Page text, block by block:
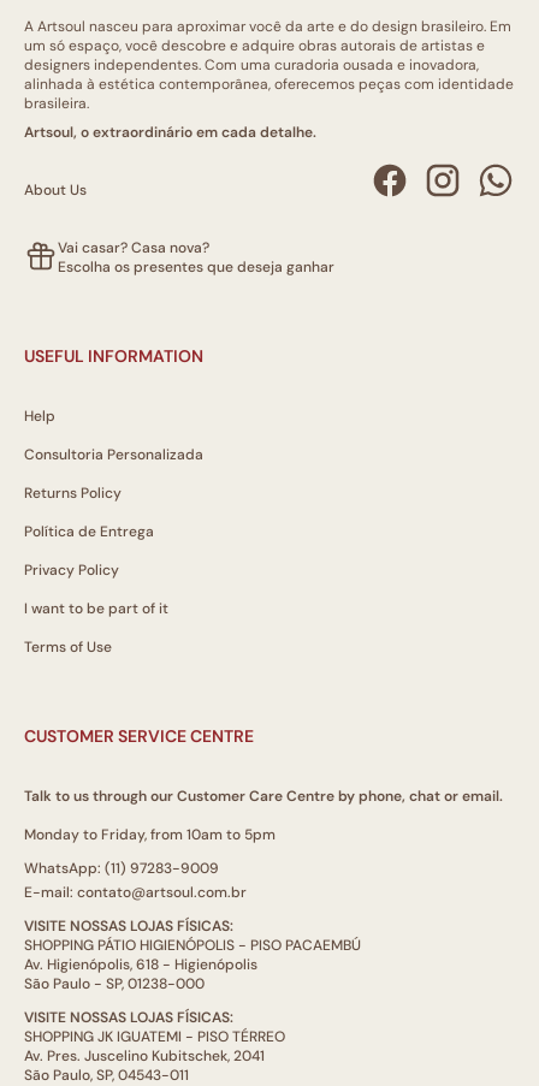
A Artsoul nasceu para aproximar você da arte e do design brasileiro. Em
um só espaço, você descobre e adquire obras autorais de artistas e
designers independentes. Com uma curadoria ousada e inovadora,
alinhada à estética contemporânea, oferecemos peças com identidade
brasileira.
Artsoul, o extraordinário em cada detalhe.
About Us
Vai casar? Casa nova?
Escolha os presentes que deseja ganhar
USEFUL INFORMATION
Help
Consultoria Personalizada
Returns Policy
Política de Entrega
Privacy Policy
I want to be part of it
Terms of Use
CUSTOMER SERVICE CENTRE
Talk to us through our Customer Care Centre by phone, chat or email.
Monday to Friday, from 10am to 5pm
WhatsApp: (11) 97283-9009
E-mail: contato@artsoul.com.br
VISITE NOSSAS LOJAS FÍSICAS:
SHOPPING PÁTIO HIGIENÓPOLIS - PISO PACAEMBÚ
Av. Higienópolis, 618 - Higienópolis
São Paulo - SP, 01238-000
VISITE NOSSAS LOJAS FÍSICAS:
SHOPPING JK IGUATEMI - PISO TÉRREO
Av. Pres. Juscelino Kubitschek, 2041
São Paulo, SP, 04543-011